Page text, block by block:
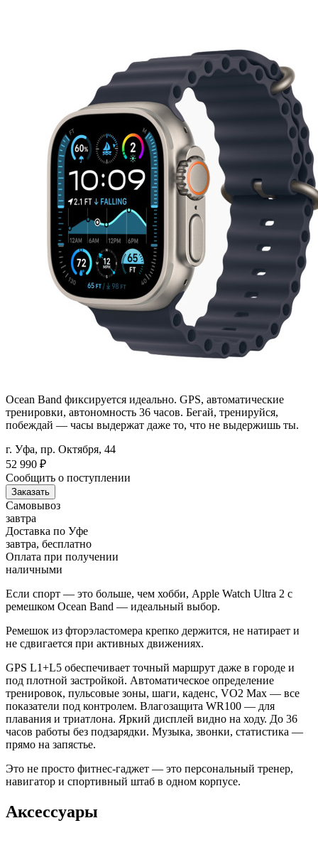
Ocean Band фиксируется идеально. GPS, автоматические
тренировки, автономность 36 часов. Бегай, тренируйся,
побеждай — часы выдержат даже то, что не выдержишь ты.
г. Уфа, пр. Октября, 44
52 990 ₽
Сообщить о поступлении
Заказать
Самовывоз
завтра
Доставка по Уфе
завтра, бесплатно
Оплата при получении
наличными
Если спорт — это больше, чем хобби, Apple Watch Ultra 2 с
ремешком Ocean Band — идеальный выбор.
Ремешок из фторэластомера крепко держится, не натирает и
не сдвигается при активных движениях.
GPS L1+L5 обеспечивает точный маршрут даже в городе и
под плотной застройкой. Автоматическое определение
тренировок, пульсовые зоны, шаги, каденс, VO2 Max — все
показатели под контролем. Влагозащита WR100 — для
плавания и триатлона. Яркий дисплей видно на ходу. До 36
часов работы без подзарядки. Музыка, звонки, статистика —
прямо на запястье.
Это не просто фитнес-гаджет — это персональный тренер,
навигатор и спортивный штаб в одном корпусе.
Аксессуары